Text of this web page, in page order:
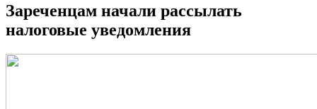
Зареченцам начали рассылать
налоговые уведомления